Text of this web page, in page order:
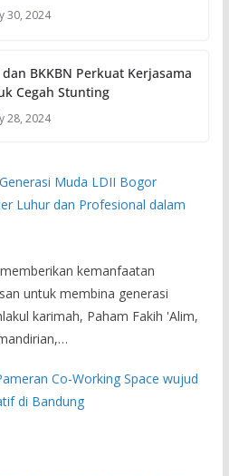
30, 2024
dan BKKBN Perkuat Kerjasama
Cegah Stunting
28, 2024
Generasi Muda LDII Bogor
Luhur dan Profesional dalam
kemanfaatan
untuk membina generasi
karimah, Paham Fakih 'Alim,
Co-Working Space wujud
di Bandung